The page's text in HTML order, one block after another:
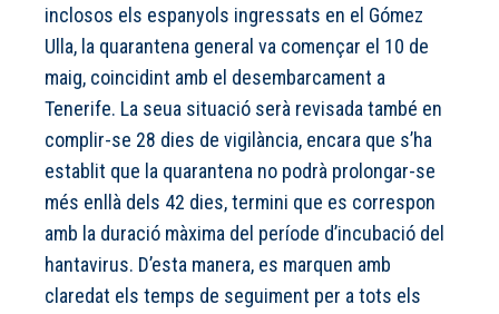
inclosos els espanyols ingressats en el Gómez
Ulla, la quarantena general va començar el 10 de
maig, coincidint amb el desembarcament a
Tenerife. La seua situació serà revisada també en
complir-se 28 dies de vigilància, encara que s’ha
establit que la quarantena no podrà prolongar-se
més enllà dels 42 dies, termini que es correspon
amb la duració màxima del període d’incubació del
hantavirus. D’esta manera, es marquen amb
claredat els temps de seguiment per a tots els